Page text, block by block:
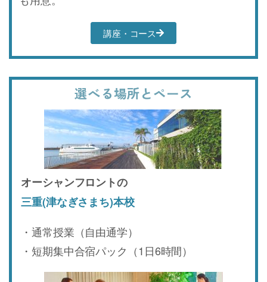
講座・コース
選べる場所とペース
オーシャンフロントの
三重(津なぎさまち)本校
・通常授業（自由通学）
・短期集中合宿パック（1日6時間）